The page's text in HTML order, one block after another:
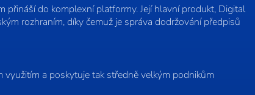
přináší do komplexní platformy. Její hlavní produkt, Digital
rozhraním, díky čemuž je správa dodržování předpisů
a poskytuje tak středně velkým podnikům